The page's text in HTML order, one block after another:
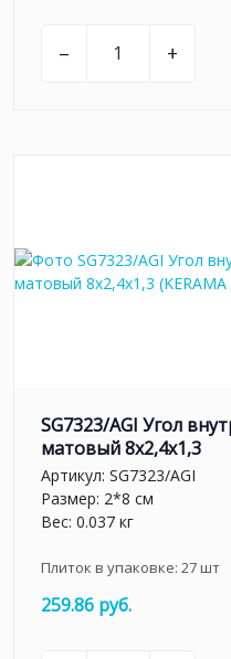
– +
SG7323/AGI Угол
матовый 8x2,4x1,3
Артикул: SG7323/AGI
Размер: 2*8 см
Вес: 0.037 кг
Плиток в упаковке: 27шт
259.86 руб.